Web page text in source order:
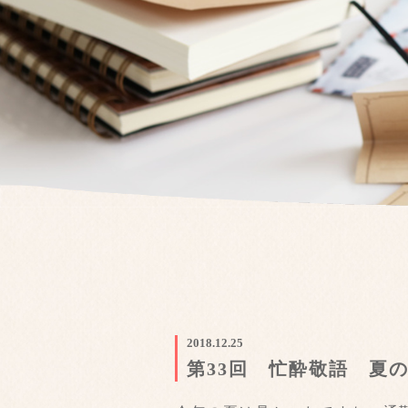
2018.12.25
第33回 忙酔敬語 夏の